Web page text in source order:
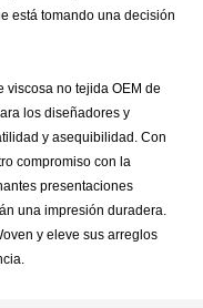
está tomando una decisión
viscosa no tejida OEM de
los diseñadores y
y asequibilidad. Con
compromiso con la
presentaciones
una impresión duradera.
y eleve sus arreglos